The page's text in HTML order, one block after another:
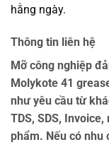
hằng ngày.
Thông tin liên hệ
Mỡ công nghiệp
Molykote 41
như yêu cầu từ
TDS, SDS,
phẩm. Nếu có nhu